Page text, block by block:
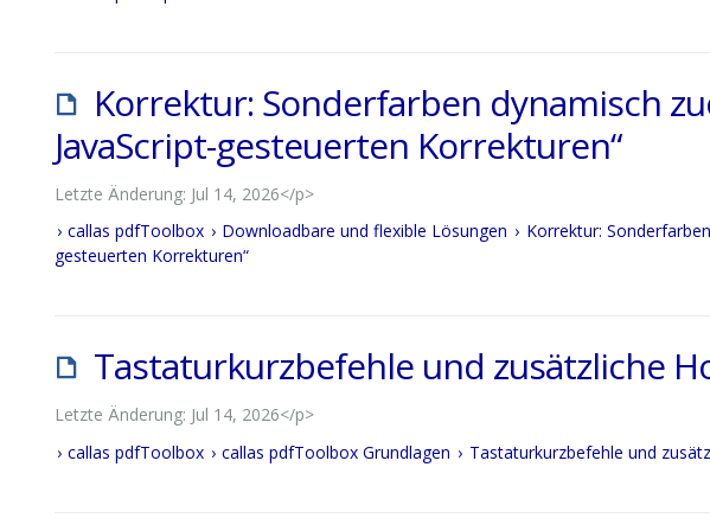
Korrektur: Sonderfarben dynamisch
JavaScript-gesteuerten Korrekturen“
Letzte Änderung: Jul 14, 2026</p>
callas pdfToolbox
Downloadbare und flexible Lösungen
Korrektur:
gesteuerten Korrekturen“
Tastaturkurzbefehle und zusätzliche
Letzte Änderung: Jul 14, 2026</p>
callas pdfToolbox
callas pdfToolbox Grundlagen Tastaturkurzbefehle und